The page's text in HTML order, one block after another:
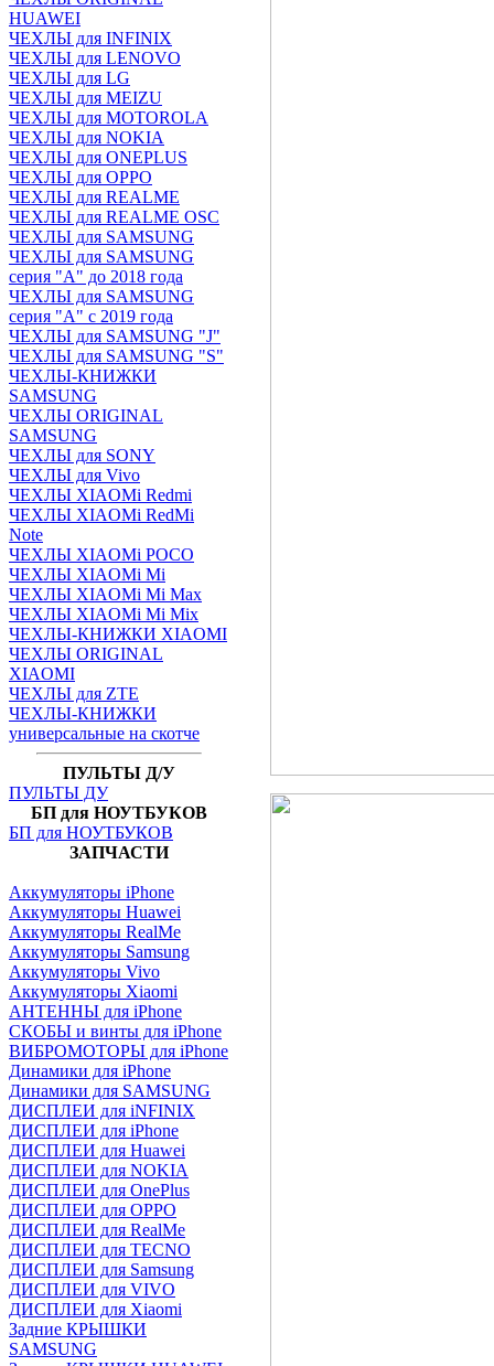
HUAWEI
ЧЕХЛЫ для INFINIX
ЧЕХЛЫ для LENOVO
ЧЕХЛЫ для LG
ЧЕХЛЫ для MEIZU
ЧЕХЛЫ для MOTOROLA
ЧЕХЛЫ для NOKIA
ЧЕХЛЫ для ONEPLUS
ЧЕХЛЫ для OPPO
ЧЕХЛЫ для REALME
ЧЕХЛЫ для REALME OSC
ЧЕХЛЫ для SAMSUNG
ЧЕХЛЫ для SAMSUNG
серия "A" до 2018 года
ЧЕХЛЫ для SAMSUNG
серия "A" с 2019 года
ЧЕХЛЫ для SAMSUNG "J"
ЧЕХЛЫ для SAMSUNG "S"
ЧЕХЛЫ-КНИЖКИ
SAMSUNG
ЧЕХЛЫ ORIGINAL
SAMSUNG
ЧЕХЛЫ для SONY
ЧЕХЛЫ для Vivo
ЧЕХЛЫ XIAOMi Redmi
ЧЕХЛЫ XIAOMi RedMi
Note
ЧЕХЛЫ XIAOMi POCO
ЧЕХЛЫ XIAOMi Mi
ЧЕХЛЫ XIAOMi Mi Max
ЧЕХЛЫ XIAOMi Mi Mix
ЧЕХЛЫ-КНИЖКИ XIAOMI
ЧЕХЛЫ ORIGINAL
XIAOMI
ЧЕХЛЫ для ZTE
ЧЕХЛЫ-КНИЖКИ
универсальные на скотче
ПУЛЬТЫ Д/У
ПУЛЬТЫ ДУ
БП для НОУТБУКОВ
БП для НОУТБУКОВ
ЗАПЧАСТИ
Аккумуляторы iPhone
Аккумуляторы Huawei
Аккумуляторы RealMe
Аккумуляторы Samsung
Аккумуляторы Vivo
Аккумуляторы Xiaomi
АНТЕННЫ для iPhone
СКОБЫ и винты для iPhone
ВИБРОМОТОРЫ для iPhone
Динамики для iPhone
Динамики для SAMSUNG
ДИСПЛЕИ для iNFINIX
ДИСПЛЕИ для iPhone
ДИСПЛЕИ для Huawei
ДИСПЛЕИ для NOKIA
ДИСПЛЕИ для OnePlus
ДИСПЛЕИ для OPPO
ДИСПЛЕИ для RealMe
ДИСПЛЕИ для TECNO
ДИСПЛЕИ для Samsung
ДИСПЛЕИ для VIVO
ДИСПЛЕИ для Xiaomi
Задние КРЫШКИ
SAMSUNG